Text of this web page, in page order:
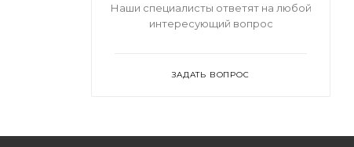
Наши специалисты ответят на любой
интересующий вопрос
ЗАДАТЬ ВОПРОС